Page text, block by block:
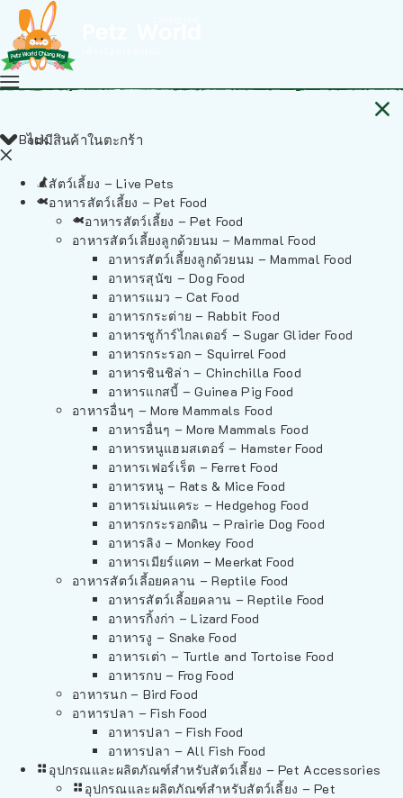
ไม่มีสินค้าในตะกร้า
Back
สัตว์เลี้ยง – Live Pets
อาหารสัตว์เลี้ยง – Pet Food
อาหารสัตว์เลี้ยง – Pet Food
อาหารสัตว์เลี้ยงลูกด้วยนม – Mammal Food
อาหารสัตว์เลี้ยงลูกด้วยนม – Mammal Food
อาหารสุนัข – Dog Food
อาหารแมว – Cat Food
อาหารกระต่าย – Rabbit Food
อาหารชูก้าร์ไกลเดอร์ – Sugar Glider Food
อาหารกระรอก – Squirrel Food
อาหารชินชิล่า – Chinchilla Food
อาหารแกสบี้ – Guinea Pig Food
อาหารอื่นๆ – More Mammals Food
อาหารอื่นๆ – More Mammals Food
อาหารหนูแฮมสเตอร์ – Hamster Food
อาหารเฟอร์เร็ต – Ferret Food
อาหารหนู – Rats & Mice Food
อาหารเม่นแคระ – Hedgehog Food
อาหารกระรอกดิน – Prairie Dog Food
อาหารลิง – Monkey Food
อาหารเมียร์แคท – Meerkat Food
อาหารสัตว์เลี้อยคลาน – Reptile Food
อาหารสัตว์เลี้อยคลาน – Reptile Food
อาหารกิ้งก่า – Lizard Food
อาหารงู – Snake Food
อาหารเต่า – Turtle and Tortoise Food
อาหารกบ – Frog Food
อาหารนก – Bird Food
อาหารปลา – Fish Food
อาหารปลา – Fish Food
อาหารปลา – All Fish Food
อุปกรณและผลิตภัณฑ์สำหรับสัตว์เลี้ยง – Pet Accessories
อุปกรณและผลิตภัณฑ์สำหรับสัตว์เลี้ยง – Pet